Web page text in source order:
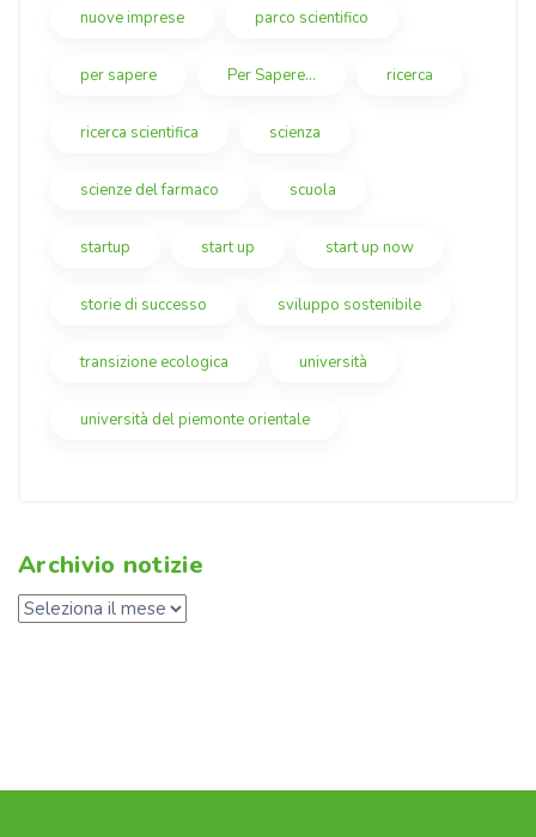
nuove imprese parco scientifico
per sapere Per Sapere... ricerca
ricerca scientifica scienza
scienze del farmaco scuola
startup start up start up now
storie di successo sviluppo sostenibile
transizione ecologica università
università del piemonte orientale
Archivio notizie